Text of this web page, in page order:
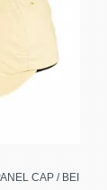
CAP / BEI